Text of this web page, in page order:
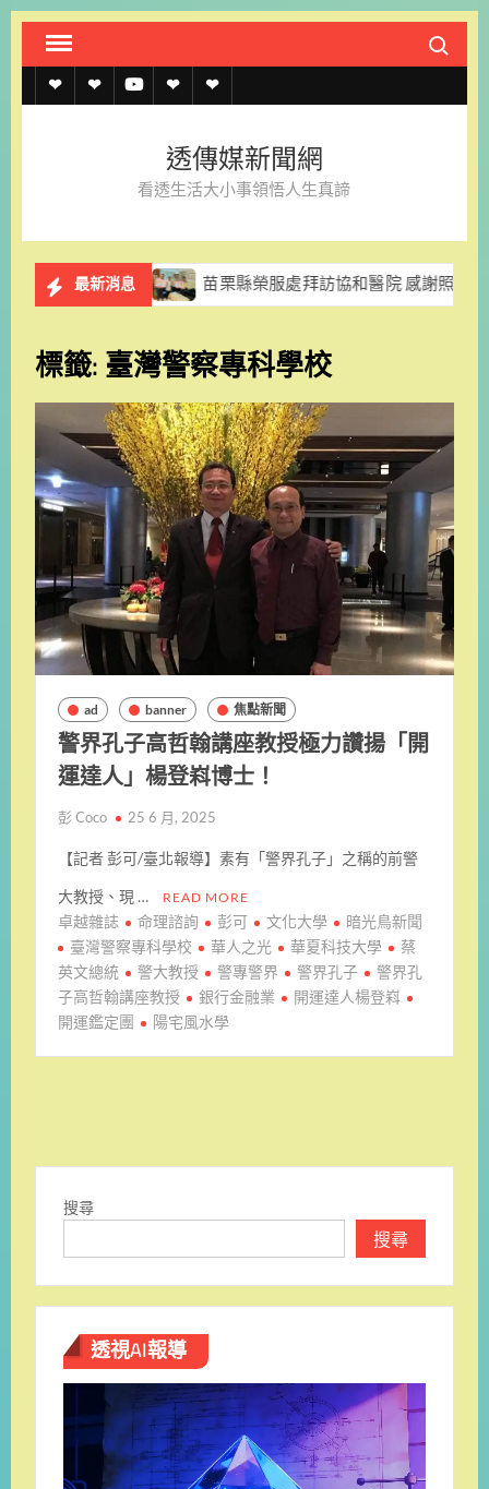
Skip
content
Search
透
約
透
上
記
名
單
透 聯
我
官
LINE
透傳媒新聞網
看透生活大小事領悟人生真諦
最新消息
苗栗縣榮服處拜訪協和醫院 感謝照顧本地榮民眷
標籤:臺灣警察專科學校
ad banner 焦點新聞
警界孔子高哲翰講座教授極力讚揚「開
運達人」楊登嵙博士！
彭 Coco 25 6 月, 2025
【記者 彭可/臺北報導】素有「警界孔子」之稱的前警
大教授、現 … READ MORE
卓越雜誌 命理諮詢 彭可 文化大學
暗光鳥新聞
臺灣警察專科學校
華人之光 華夏科技大學
蔡
英文總統
警大教授 警專警界 警界孔子
警界孔
子高哲翰講座教授
銀行金融業
開運達人楊登嵙
開運鑑定團
陽宅風水學
搜尋
搜尋
透視AI報導